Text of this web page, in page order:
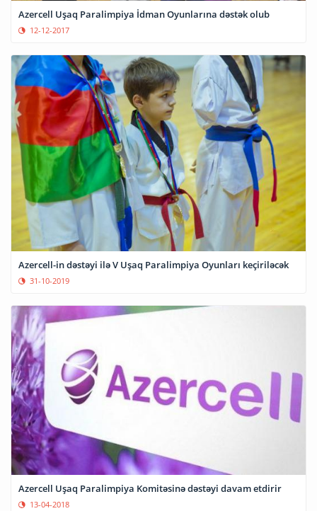
Azercell Uşaq Paralimpiya İdman Oyunlarına dəstək olub
12-12-2017
Azercell-in dəstəyi ilə V Uşaq Paralimpiya Oyunları keçiriləcək
31-10-2019
Azercell Uşaq Paralimpiya Komitəsinə dəstəyi davam etdirir
13-04-2018